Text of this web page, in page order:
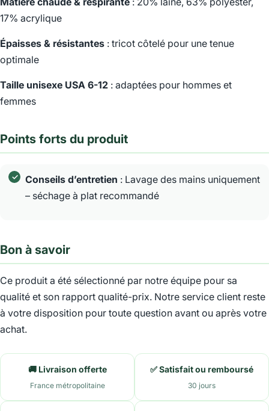
17% acrylique
Épaisses & résistantes : tricot côtelé pour une tenue
optimale
Taille unisexe USA 6-12 : adaptées pour hommes et
femmes
Points forts du produit
Conseils d’entretien : Lavage des mains uniquement
– séchage à plat recommandé
Bon à savoir
Ce produit a été sélectionné par notre équipe pour sa
qualité et son rapport qualité-prix. Notre service client reste
à votre disposition pour toute question avant ou après votre
achat.
🚚 Livraison offerte
France métropolitaine
✅ Satisfait ou remboursé
30 jours